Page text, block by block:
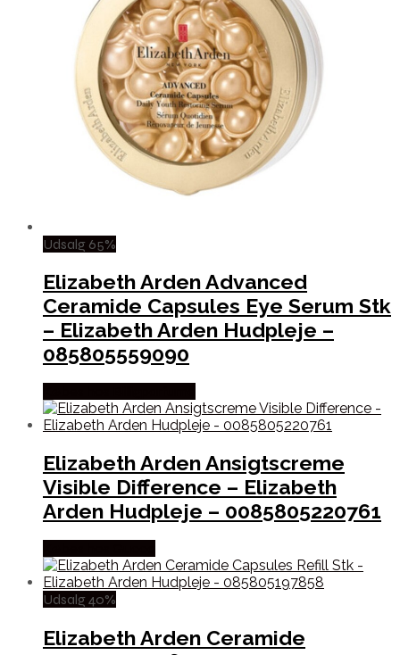
Udsalg 65%
Elizabeth Arden Advanced
Ceramide Capsules Eye Serum Stk
– Elizabeth Arden Hudpleje –
085805559090
Elizabeth Arden Ansigtscreme
Visible Difference – Elizabeth
Arden Hudpleje – 0085805220761
Udsalg 40%
Elizabeth Arden Ceramide